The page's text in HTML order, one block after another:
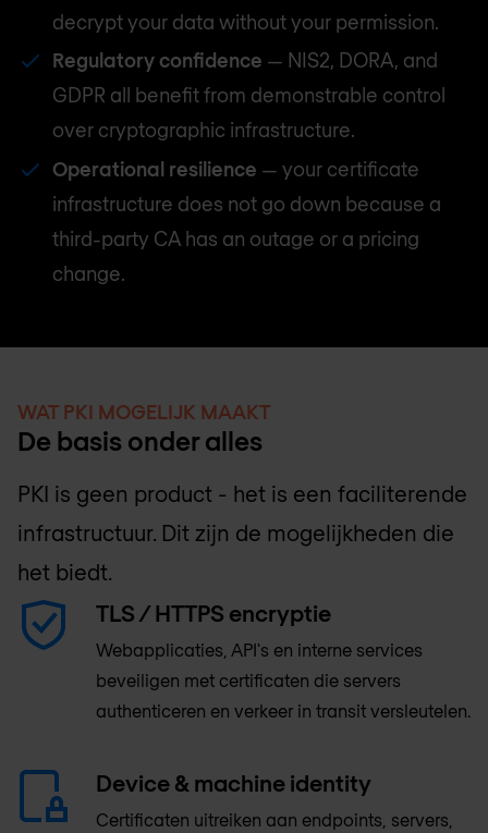
decrypt your data without your permission.
Regulatory confidence — NIS2, DORA, and
GDPR all benefit from demonstrable control
over cryptographic infrastructure.
Operational resilience — your certificate
infrastructure does not go down because a
third-party CA has an outage or a pricing
change.
WAT PKI MOGELIJK MAAKT
De basis onder alles
PKI is geen product - het is een faciliterende
infrastructuur. Dit zijn de mogelijkheden die
het biedt.
TLS / HTTPS encryptie
Webapplicaties, API's en interne services
beveiligen met certificaten die servers
authenticeren en verkeer in transit versleutelen.
Device & machine identity
Certificaten uitreiken aan endpoints, servers,